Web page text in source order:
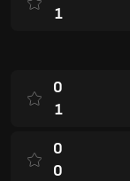
1
0
1
0
0